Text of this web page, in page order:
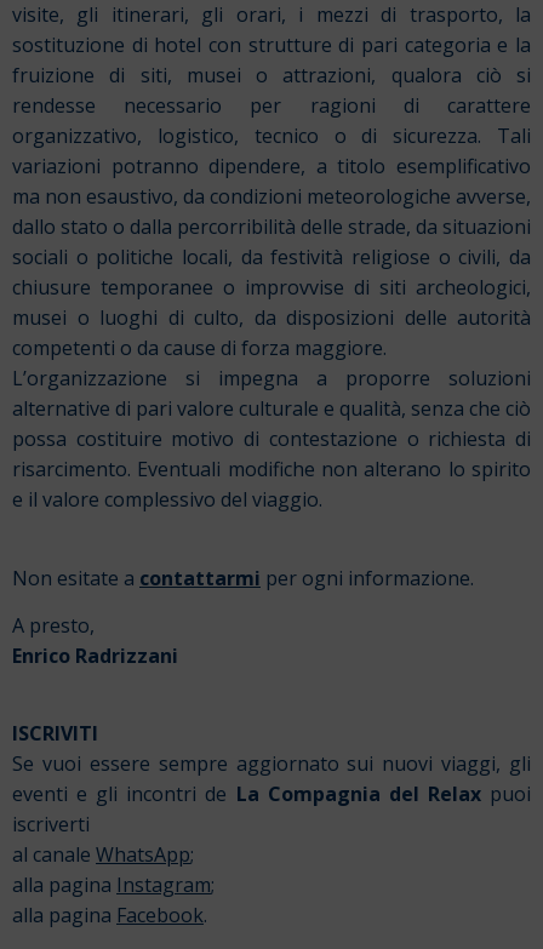
visite, gli itinerari, gli orari, i mezzi di trasporto, la
sostituzione di hotel con strutture di pari categoria e la
fruizione di siti, musei o attrazioni, qualora ciò si
rendesse necessario per ragioni di carattere
organizzativo, logistico, tecnico o di sicurezza. Tali
variazioni potranno dipendere, a titolo esemplificativo
ma non esaustivo, da condizioni meteorologiche avverse,
dallo stato o dalla percorribilità delle strade, da situazioni
sociali o politiche locali, da festività religiose o civili, da
chiusure temporanee o improvvise di siti archeologici,
musei o luoghi di culto, da disposizioni delle autorità
competenti o da cause di forza maggiore.
L’organizzazione si impegna a proporre soluzioni
alternative di pari valore culturale e qualità, senza che ciò
possa costituire motivo di contestazione o richiesta di
risarcimento. Eventuali modifiche non alterano lo spirito
e il valore complessivo del viaggio.
Non esitate a contattarmi per ogni informazione.
A presto,
Enrico Radrizzani
ISCRIVITI
Se vuoi essere sempre aggiornato sui nuovi viaggi, gli
eventi e gli incontri de La Compagnia del Relax puoi
iscriverti
al canale WhatsApp;
alla pagina Instagram;
alla pagina Facebook.